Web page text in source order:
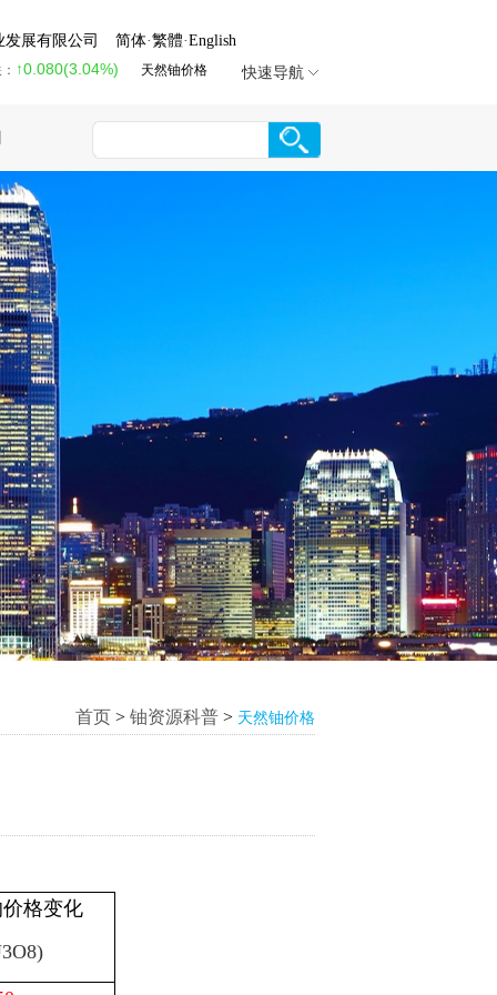
↑0.080(3.04%) 天然铀价格 快速导航
展有限公司 简体·繁體·English
首页> 铀资源科普> 天然铀价格
格变化